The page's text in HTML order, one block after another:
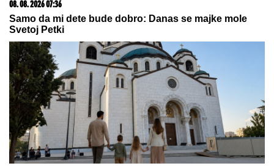
08. 08. 2026 21:14
Drama se nastavlja: "Samo igračice koje su žene mogu
u WNBA, ali..."